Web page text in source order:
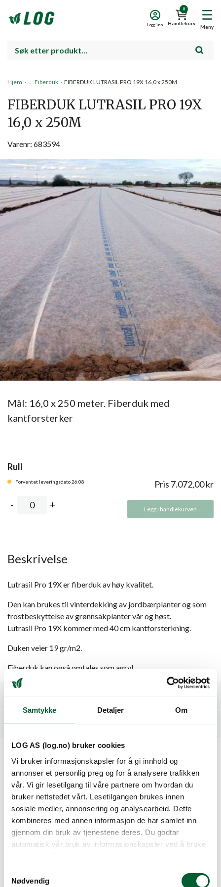
Samtykke Detaljer Om
LOG AS (log.no) bruker cookies
Vi bruker informasjonskapsler for å gi innhold og
annonser et personlig preg og for å analysere trafikken
vår. Vi gir lesetilgang til våre partnere om hvordan du
bruker nettstedet vårt. Lesetilgangen brukes innen
sosiale medier, annonsering og analysearbeid. Dette
kombineres med annen informasjon de har samlet inn
gjennom din bruk av tjenestene deres. Du godtar
automatisk vår bruk av informasjonskapsler ved å bruke
Nødvendig
Meny
0
Handlekurv
Logg inn
Hjem › Fiberduk › FIBERDUK LUTRASIL PRO 19X 16,0 x 250M
FIBERDUK LUTRASIL PRO 19X
16,0 x 250M
Varenr: 683594
Mål: 16,0 x 250 meter. Fiberduk med
kantforsterker
Rull
Forventet leveringsdato 26.08 Pris 7.072,00kr
Legg i handlekurven
Beskrivelse
Lutrasil Pro 19X er fiberduk av høy kvalitet.
Den kan brukes til vinterdekking av jordbærplanter og som
frostbeskyttelse av grønnsakplanter vår og høst.
Lutrasil Pro 19X kommer med 40 cm kantforsterkning.
Duken veier 19 gr/m2.
Fiberduk kan også omtales som agryl.
Relaterte produkter
Kunder så også på